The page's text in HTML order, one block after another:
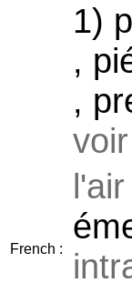
French :
1)
,
,